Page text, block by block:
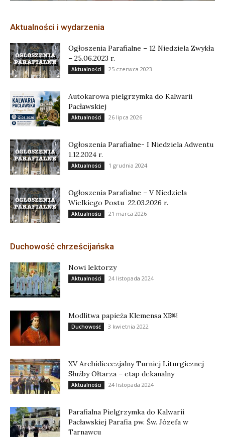
Aktualności i wydarzenia
Ogłoszenia Parafialne – 12 Niedziela Zwykła
– 25.06.2023 r.
Aktualności 25 czerwca 2023
Autokarowa pielgrzymka do Kalwarii
Pacławskiej
Aktualności 26 lipca 2026
Ogłoszenia Parafialne- I Niedziela Adwentu
1.12.2024 r.
Aktualności 1 grudnia 2024
Ogłoszenia Parafialne – V Niedziela
Wielkiego Postu 22.03.2026 r.
Aktualności 21 marca 2026
Duchowość chrześcijańska
Nowi lektorzy
Aktualności 24 listopada 2024
Modlitwa papieża Klemensa XI￼
Duchowość 3 kwietnia 2022
XV Archidiecezjalny Turniej Liturgicznej
Służby Ołtarza – etap dekanalny
Aktualności 24 listopada 2024
Parafialna Pielgrzymka do Kalwarii
Pacławskiej Parafia pw. Św. Józefa w
Tarnawcu